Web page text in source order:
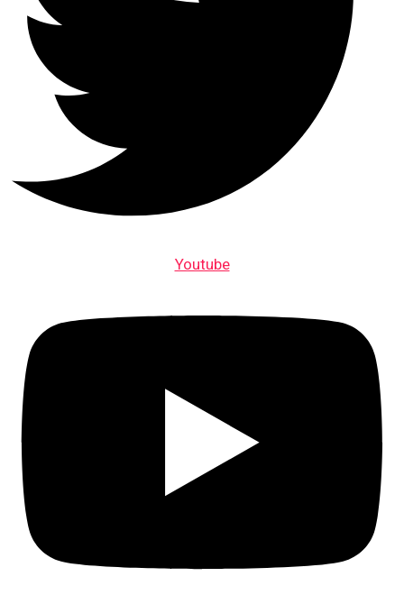
Youtube